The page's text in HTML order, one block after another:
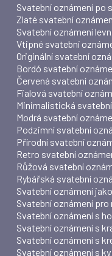
Svatební oznámení po
Zlaté svatební
Svatební oznámení
Vtipné svatební
Originální svatební
Bordó svatební
Červená svatební
Fialová svatební
Minimalistická
Modrá svatební
Podzimní svatební
Přírodní svatební
Retro svatební
Růžová svatební
Rybářská svatební
Svatební oznámení
Svatební oznámení
Svatební oznámení s
Svatební oznámení s
Svatební oznámení s
Svatební oznámení s